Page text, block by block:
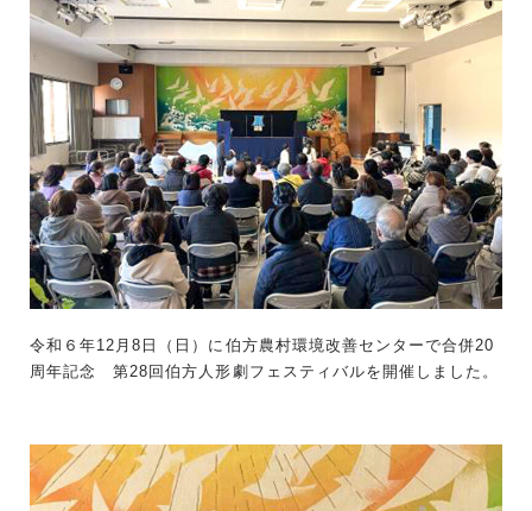
令和６年12月8日（日）に伯方農村環境改善センターで合併20
周年記念 第28回伯方人形劇フェスティバルを開催しました。